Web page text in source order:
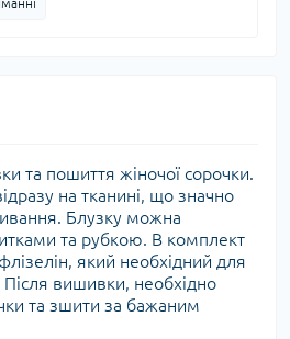
та пошиття жіночої сорочки.
на тканині, що значно
Блузку можна
та рубкою. В комплект
який необхідний для
Після вишивки, необхідно
та зшити за бажаним